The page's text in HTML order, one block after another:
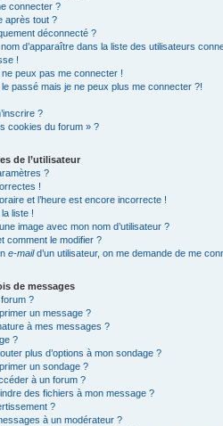
connecter ?
après tout ?
déconnecté ?
d’apparaître dans la liste des utilisateurs
!
peux pas me connecter !
passé mais je ne peux plus me connecter ?!
?
cookies du forum » ?
de l’utilisateur
?
!
et l’heure est encore incorrecte !
liste !
image avec mon nom d’utilisateur ?
comment le modifier ?
e-maild’un utilisateur, on me demande de me
de messages
?
un message ?
à mes messages ?
?
plus d’options à mon sondage ?
un sondage ?
à un forum ?
des fichiers à mon message ?
?
à un modérateur ?